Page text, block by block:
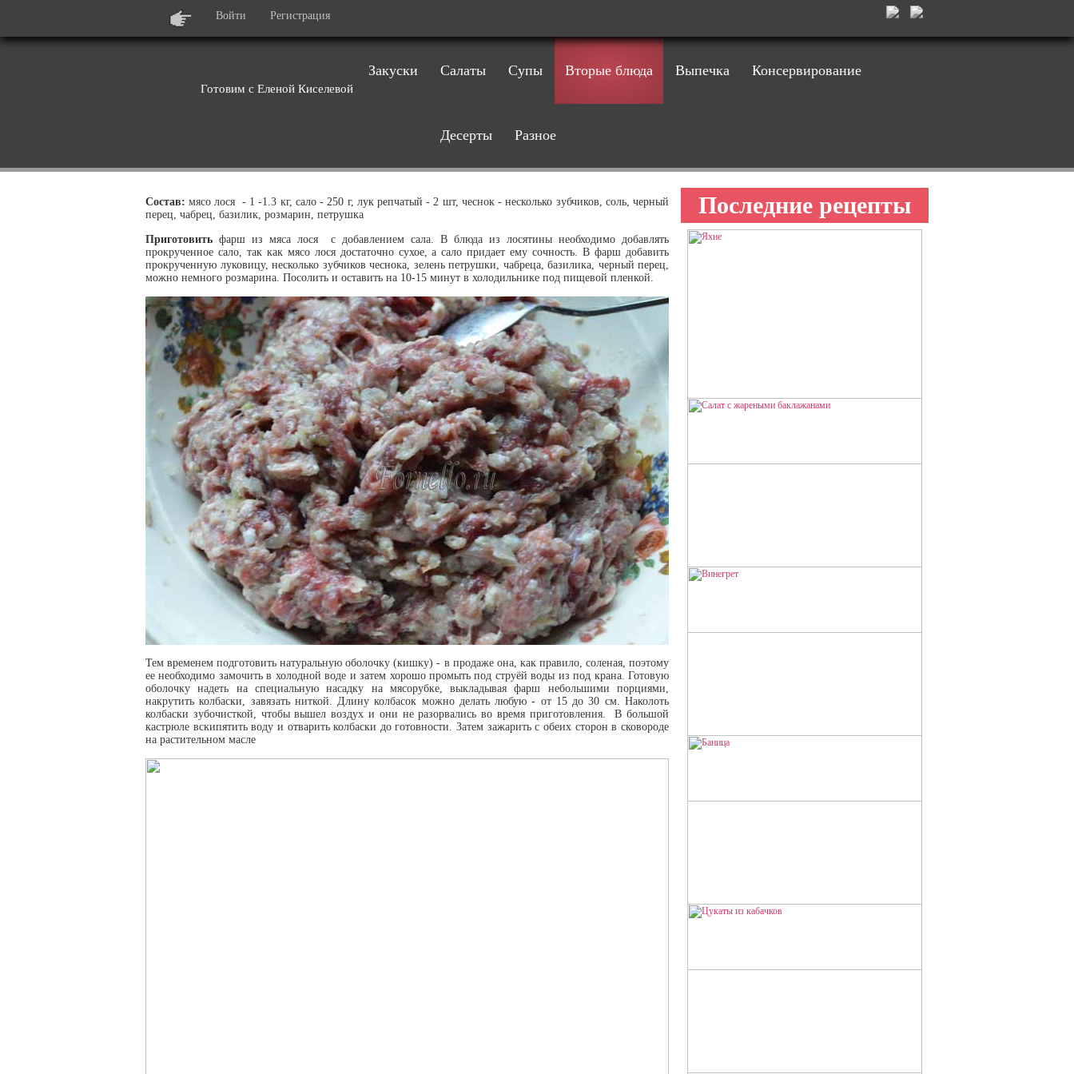
Войти Регистрация
Готовим с Еленой Киселевой
Закуски Салаты Супы Вторые блюда Выпечка Консервирование
Десерты Разное
Последние рецепты
Состав: мясо лося - 1 -1.3 кг, сало - 250 г, лук репчатый - 2 шт, чеснок - несколько зубчиков, соль, черный
перец, чабрец, базилик, розмарин, петрушка
Приготовить фарш из мяса лося с добавлением сала. В блюда из лосятины необходимо добавлять
прокрученное сало, так как мясо лося достаточно сухое, а сало придает ему сочность. В фарш добавить
прокрученную луковицу, несколько зубчиков чеснока, зелень петрушки, чабреца, базилика, черный перец,
можно немного розмарина. Посолить и оставить на 10-15 минут в холодильнике под пищевой пленкой.
Тем временем подготовить натуральную оболочку (кишку) - в продаже она, как правило, соленая, поэтому
ее необходимо замочить в холодной воде и затем хорошо промыть под струёй воды из под крана. Готовую
оболочку надеть на специальную насадку на мясорубке, выкладывая фарш небольшими порциями,
накрутить колбаски, завязать ниткой. Длину колбасок можно делать любую - от 15 до 30 см. Наколоть
колбаски зубочисткой, чтобы вышел воздух и они не разорвались во время приготовления. В большой
кастрюле вскипятить воду и отварить колбаски до готовности. Затем зажарить с обеих сторон в сковороде
на растительном масле